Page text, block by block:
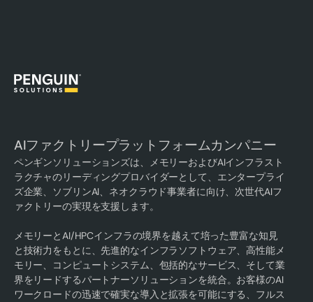
AIファクトリープラットフォームカンパニー
ペンギンソリューションズは、メモリーおよびAIインフラスト
ラクチャのリーディングプロバイダーとして、エンタープライ
ズ企業、ソブリンAI、ネオクラウド事業者に向け、次世代AIフ
ァクトリーの実現を支援します。
メモリーとAI/HPCインフラの境界を越えて培った豊富な知見
と技術力をもとに、先進的なインフラソフトウェア、高性能メ
モリー、コンピュートシステム、包括的なサービス、そして業
界をリードするパートナーソリューションを統合。お客様のAI
ワークロードの迅速で確実な導入と拡張を可能にする、フルス